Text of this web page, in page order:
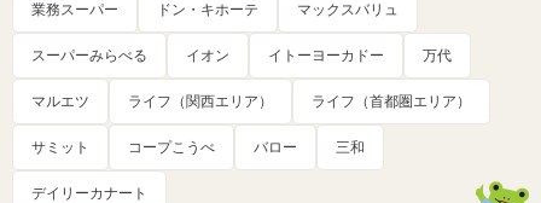
業務スーパー ドン・キホーテ マックスバリュ
スーパーみらべる イオン イトーヨーカドー 万代
マルエツ ライフ（関西エリア） ライフ（首都圏エリア）
サミット コープこうべ バロー 三和
デイリーカナート